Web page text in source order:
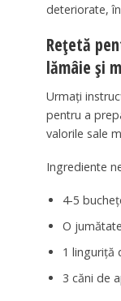
deteriorate,
Rețetă
lămâie și
Urmați
pentru a
valorile sale
Ingrediente
4-5
O
1 linguriță
3 căni de